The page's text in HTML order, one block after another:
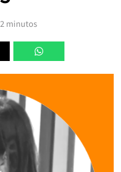
minutos